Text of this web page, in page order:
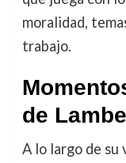
moralidad,
trabajo.
de
A lo largo de su